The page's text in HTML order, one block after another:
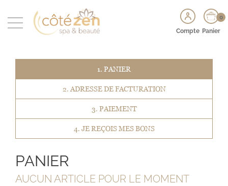
Compte
0
Panier
1. PANIER
2. ADRESSE DE FACTURATION
3. PAIEMENT
4. JE REÇOIS MES BONS
PANIER
AUCUN ARTICLE POUR LE MOMENT